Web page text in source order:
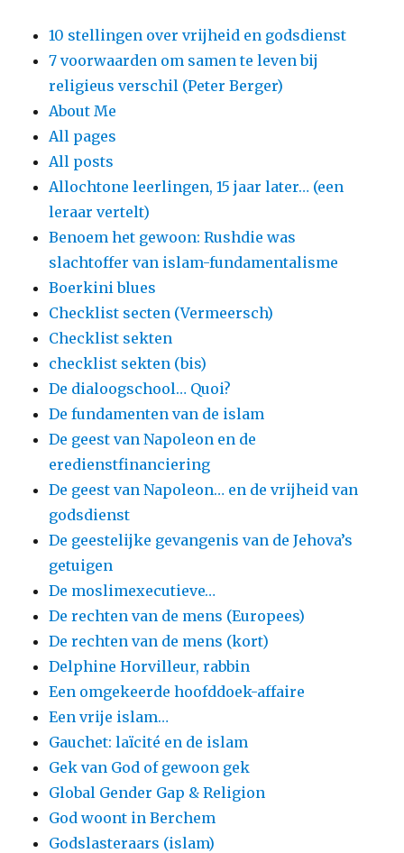
10 stellingen over vrijheid en godsdienst
7 voorwaarden om samen te leven bij
religieus verschil (Peter Berger)
About Me
All pages
All posts
Allochtone leerlingen, 15 jaar later… (een
leraar vertelt)
Benoem het gewoon: Rushdie was
slachtoffer van islam-fundamentalisme
Boerkini blues
Checklist secten (Vermeersch)
Checklist sekten
checklist sekten (bis)
De dialoogschool… Quoi?
De fundamenten van de islam
De geest van Napoleon en de
eredienstfinanciering
De geest van Napoleon… en de vrijheid van
godsdienst
De geestelijke gevangenis van de Jehova’s
getuigen
De moslimexecutieve…
De rechten van de mens (Europees)
De rechten van de mens (kort)
Delphine Horvilleur, rabbin
Een omgekeerde hoofddoek-affaire
Een vrije islam…
Gauchet: laïcité en de islam
Gek van God of gewoon gek
Global Gender Gap & Religion
God woont in Berchem
Godslasteraars (islam)